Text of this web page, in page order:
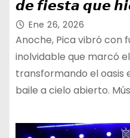
𝙙𝙚 𝙛𝙞𝙚𝙨𝙩𝙖 𝙦𝙪𝙚
𝙩𝙤𝙙𝙤 𝙚𝙡 𝙤𝙖𝙨𝙞𝙨
Ene 26, 2026
Anoche, Pica vibró con
inolvidable que marcó
transformando el oasis
baile a cielo abierto.